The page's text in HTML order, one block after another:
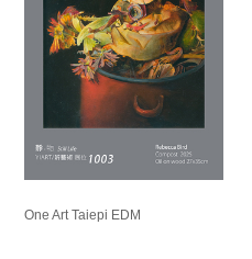
One Art Taiepi EDM